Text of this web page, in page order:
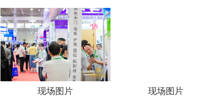
现场图片
现场图片
现场图片